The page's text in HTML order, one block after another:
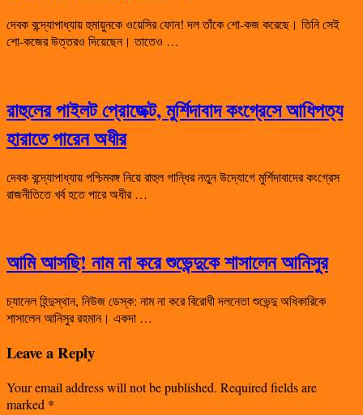
দেবক বন্দ্যোপাধ্যায় হুমায়ুনকে ওয়েসির ফোন! দল তাঁকে শো-কজ করেছে। তিনি সেই
শো-কজের উত্তরও দিয়েছেন। তাতেও …
রাহুলের পাইলট প্রোজেক্ট, মুর্শিদাবাদ কংগ্রেসে আধিপত্য
হারাতে পারেন অধীর
দেবক বন্দ্যোপাধ্যায় পশ্চিমবঙ্গ নিয়ে রাহুল গান্ধির নতুন উদ্যোগে মুর্শিদাবাদের কংগ্রেস
রাজনীতিতে খর্ব হতে পারে অধীর …
আমি আসছি! নাম না করে শুভেন্দুকে শাসালেন আনিসুর
চ্যানেল হিন্দুস্থান, নিউজ ডেস্ক: নাম না করে বিরোধী দলনেতা শুভেন্দু অধিকারিকে
শাসালেন আনিসুর রহমান। একদা …
Leave a Reply
Your email address will not be published. Required fields are
marked *